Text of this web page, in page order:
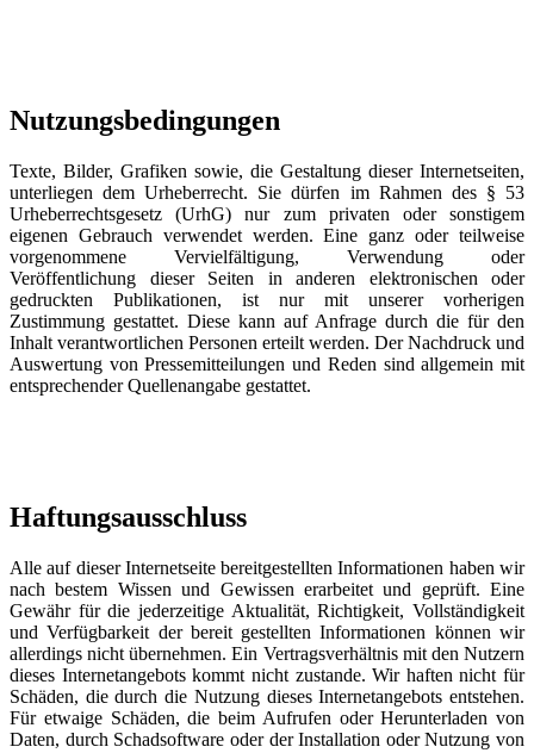
Nutzungsbedingungen
Texte, Bilder, Grafiken sowie, die Gestaltung dieser Internetseiten,
unterliegen dem Urheberrecht. Sie dürfen im Rahmen des § 53
Urheberrechtsgesetz (UrhG) nur zum privaten oder sonstigem
eigenen Gebrauch verwendet werden. Eine ganz oder teilweise
vorgenommene Vervielfältigung, Verwendung oder
Veröffentlichung dieser Seiten in anderen elektronischen oder
gedruckten Publikationen, ist nur mit unserer vorherigen
Zustimmung gestattet. Diese kann auf Anfrage durch die für den
Inhalt verantwortlichen Personen erteilt werden. Der Nachdruck und
Auswertung von Pressemitteilungen und Reden sind allgemein mit
entsprechender Quellenangabe gestattet.
Haftungsausschluss
Alle auf dieser Internetseite bereitgestellten Informationen haben wir
nach bestem Wissen und Gewissen erarbeitet und geprüft. Eine
Gewähr für die jederzeitige Aktualität, Richtigkeit, Vollständigkeit
und Verfügbarkeit der bereit gestellten Informationen können wir
allerdings nicht übernehmen. Ein Vertragsverhältnis mit den Nutzern
dieses Internetangebots kommt nicht zustande. Wir haften nicht für
Schäden, die durch die Nutzung dieses Internetangebots entstehen.
Für etwaige Schäden, die beim Aufrufen oder Herunterladen von
Daten, durch Schadsoftware oder der Installation oder Nutzung von